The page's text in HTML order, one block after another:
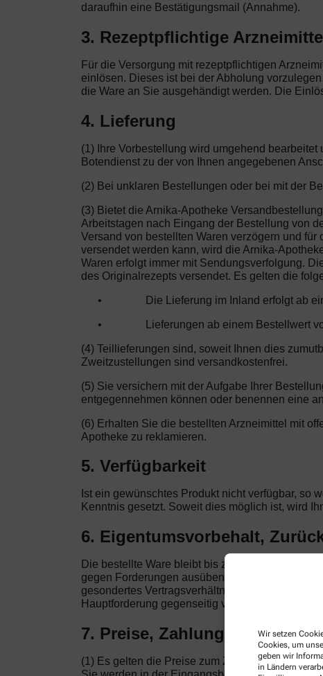
Wir setzen
Cookies, um
geben wir
in Ländern
daraufhin eine Bestätigungsmail (Annahme).
3. Rezeptpflichtige
Für die Versorgung mit rezeptpflichtigen
einlösen. Dieses ist bei der Abholung
die Ware an Sie ausgehändigt werden. Die
4. Lieferung
(1) Ihre Vorbestellung wird umgehend
Botendienst zu der von Ihnen angegebenen
(2) Bei unklaren Bestellungen oder bei mit der
(3) Bietet die Arnika-Apotheke
Arbeitstagen nach Eingang der Bestellung von
Versand von bestellten Waren verzögern und
versendet werden kann, wird die Arnika-
Waren erfolgt immer mit Sendungsverfolgung.
des Originalrezepts versendet. Es gelten die
• Die Lieferung im Inland erfolgt ab
• Lieferungen ab einem Bestellwert
(4) Teillieferungen sind, soweit Ihnen dies
Zweitzustellungen sind versandkostenfrei.
(5) Sie versichern mit der Aufgabe Ihrer
entgegennehmen können oder benennen eine
(6) Erhalten Sie die bestellten Arzneimittel mit
Apotheke zu reklamieren.
5. Verfügbarkeit
Ist ein gewünschtes Produkt nicht verfügbar, so
Kenntnis gesetzt. Soweit dies möglich ist, wird
6. Eigentumsvorbehalt,
Die bestellte Ware bleibt bis zur vollständigen
gegen Forderungen ausüben, die auf
gesondertes Vertragsverhältnis. Nur von der
Hauptforderung gegenseitig verknüpft sind,
7. Preise, Zahlung
(1) Es gelten die Preise zum Zeitpunkt der